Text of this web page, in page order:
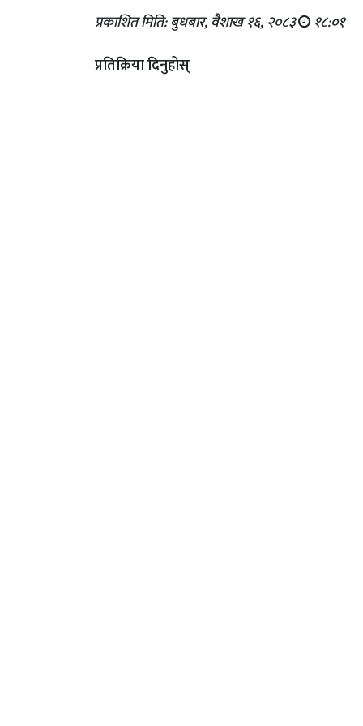
प्रकाशित मिति: बुधबार, वैशाख १६, २०८३ १८:०१
प्रतिक्रिया दिनुहोस्